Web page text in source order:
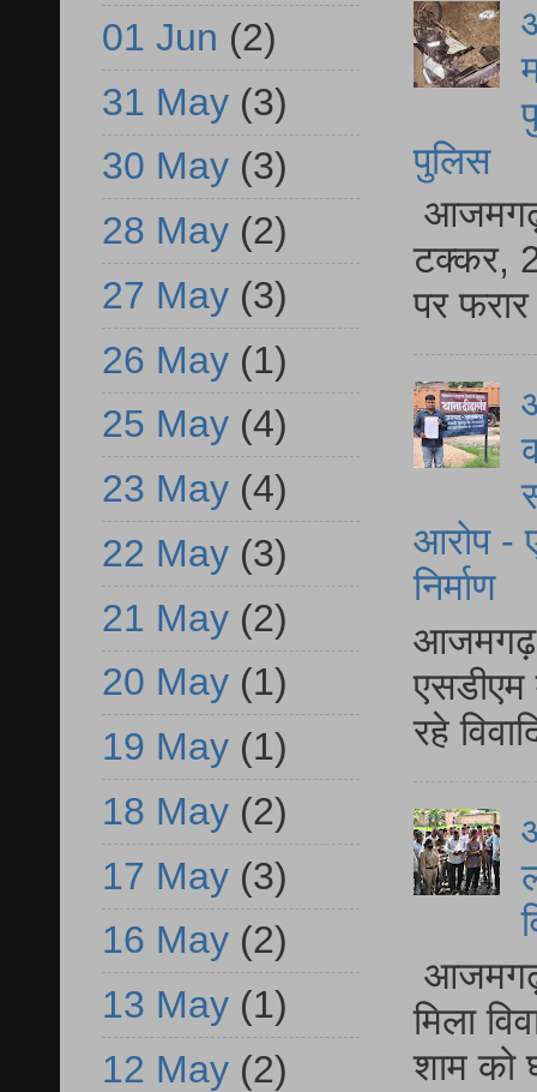
पुलिस
आजमगढ़
टक्कर,
पर
आरोप -
निर्माण
आजमगढ़
एसडीएम
रहे
आजमगढ़
मिला
शाम को
01 Jun (2)
31 May (3)
30 May (3)
28 May (2)
27 May (3)
26 May (1)
25 May (4)
23 May (4)
22 May (3)
21 May (2)
20 May (1)
19 May (1)
18 May (2)
17 May (3)
16 May (2)
13 May (1)
12 May (2)